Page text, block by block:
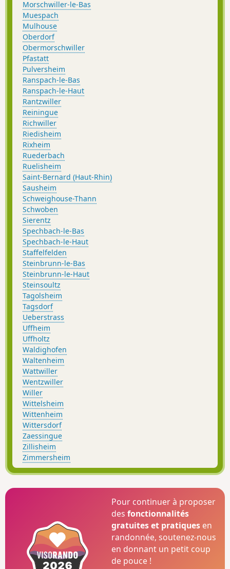
Morschwiller-le-Bas
Muespach
Mulhouse
Oberdorf
Obermorschwiller
Pfastatt
Pulversheim
Ranspach-le-Bas
Ranspach-le-Haut
Rantzwiller
Reiningue
Richwiller
Riedisheim
Rixheim
Ruederbach
Ruelisheim
Saint-Bernard (Haut-Rhin)
Sausheim
Schweighouse-Thann
Schwoben
Sierentz
Spechbach-le-Bas
Spechbach-le-Haut
Staffelfelden
Steinbrunn-le-Bas
Steinbrunn-le-Haut
Steinsoultz
Tagolsheim
Tagsdorf
Ueberstrass
Uffheim
Uffholtz
Waldighofen
Waltenheim
Wattwiller
Wentzwiller
Willer
Wittelsheim
Wittenheim
Wittersdorf
Zaessingue
Zillisheim
Zimmersheim
Pour continuer à proposer
desfonctionnalités
gratuites et pratiques en
randonnée, soutenez-nous
en donnant un petit coup
de pouce !